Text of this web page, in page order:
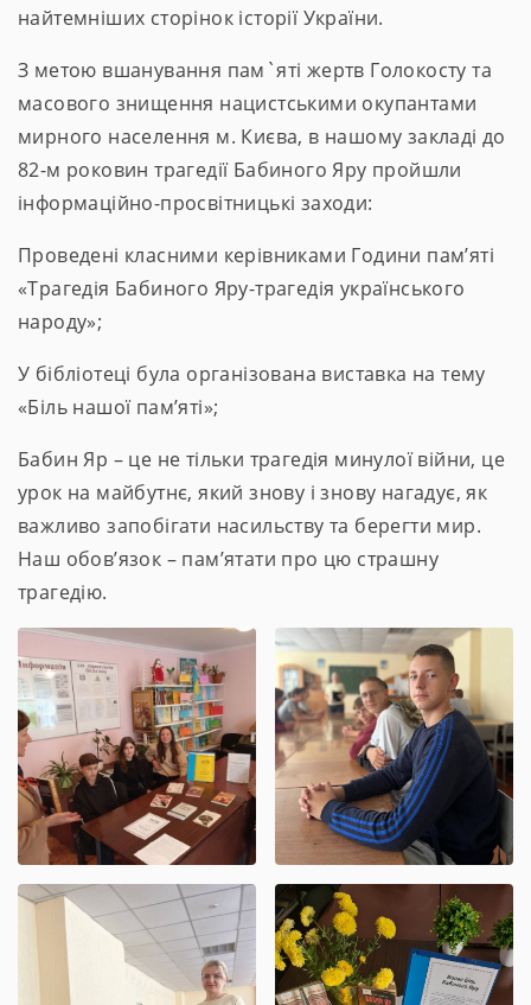
найтемніших сторінок історії України.
З метою вшанування пам`яті жертв Голокосту та
масового знищення нацистськими окупантами
мирного населення м. Києва, в нашому закладі до
82-м роковин трагедії Бабиного Яру пройшли
інформаційно-просвітницькі заходи:
Проведені класними керівниками Години пам’яті
«Трагедія Бабиного Яру-трагедія українського
народу»;
У бібліотеці була організована виставка на тему
«Біль нашої пам’яті»;
Бабин Яр – це не тільки трагедія минулої війни, це
урок на майбутнє, який знову і знову нагадує, як
важливо запобігати насильству та берегти мир.
Наш обов’язок – пам’ятати про цю страшну
трагедію.